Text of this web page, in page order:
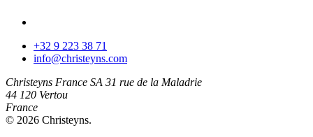
+32 9 223 38 71
info@christeyns.com
Christeyns France SA 31 rue de la Maladrie
44 120 Vertou
France
© 2026 Christeyns.